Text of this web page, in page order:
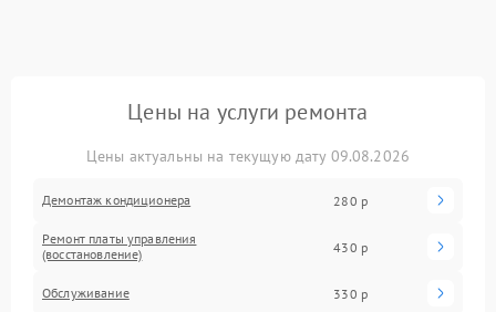
Цены на услуги ремонта
Цены актуальны на текущую дату 09.08.2026
Демонтаж кондиционера 280 р
Ремонт платы управления
(восстановление)
430 р
Обслуживание 330 р